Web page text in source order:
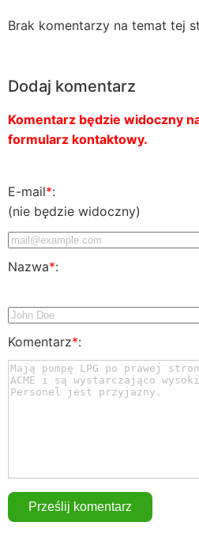
Brak komentarzy na temat tej
Dodaj komentarz
Komentarz będzie widoczny
formularz kontaktowy.
E-mail*:
(nie będzie widoczny)
Nazwa*:
Komentarz*: